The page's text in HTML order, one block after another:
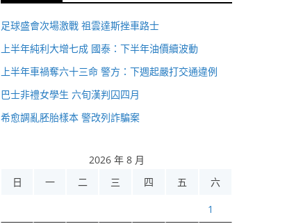
足球盛會次場激戰 祖雲達斯挫車路士
上半年純利大增七成 國泰：下半年油價續波動
上半年車禍奪六十三命 警方：下週起嚴打交通違例
巴士非禮女學生 六旬漢判囚四月
希愈調亂胚胎樣本 警改列詐騙案
2026 年 8 月
日
一 二 三 四 五 六
1